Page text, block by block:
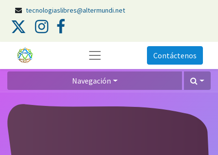
tecnologiaslibres@altermundi.net
Contáctenos
Navegación